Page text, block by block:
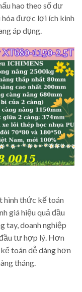
hao theo số dư
hóa được lợi ích kinh
áp dụng.
hình thức kế toán
giá hiệu quả đầu
tay, doanh nghiệp
tư hợp lý. Hơn
toán dễ dàng hơn
tháng.